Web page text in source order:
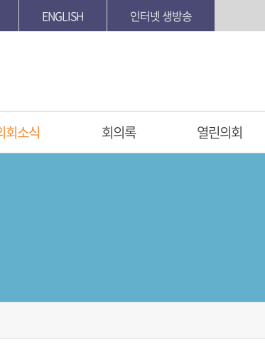
ENGLISH 인터넷 생방송
회소식 회의록 열린의회